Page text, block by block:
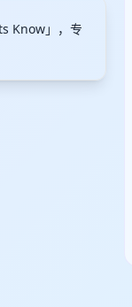
Know」，专